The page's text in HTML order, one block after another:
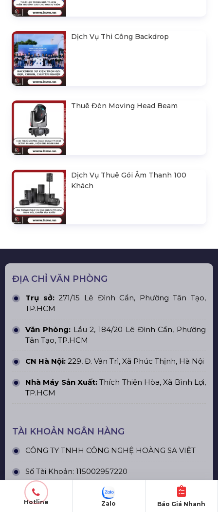
Dịch Vụ Thi Công Backdrop
Thuê Đèn Moving Head Beam
Dịch Vụ Thuê Gói Âm Thanh 100
Khách
ĐỊA CHỈ VĂN PHÒNG
Trụ sở:271/15 Lê Đình Cẩn, Phường Tân Tạo,
TP.HCM
Văn Phòng:Lầu 2, 184/20 Lê Đình Cẩn, Phường
Tân Tạo, TP.HCM
CN Hà Nội: 229, Đ. Vân Trì, Xã Phúc Thịnh, Hà Nội
Nhà Máy Sản Xuất: Thích Thiện Hòa, Xã Bình Lợi,
TP.HCM
TÀI KHOẢN NGÂN HÀNG
CÔNG TY TNHH CÔNG NGHỆ HOÀNG SA VIỆT
Số Tài Khoản: 115002957220
Ngân Hàng: Công Thương (Vietinbank)
Hotline Báo Giá Nhanh
Zalo